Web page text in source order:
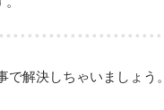
解決しちゃいましょう。